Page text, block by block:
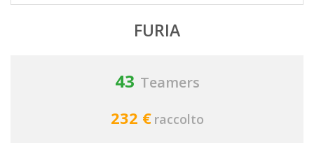
FURIA
43 Teamers
232 € raccolto